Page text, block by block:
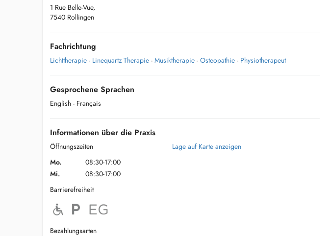
1 Rue Belle-Vue,
7540 Rollingen
Fachrichtung
Lichttherapie - Linequartz Therapie - Musiktherapie - Osteopathie - Physiotherapeut
Gesprochene Sprachen
English - Français
Informationen über die Praxis
Öffnungszeiten
Mo.
08:30-17:00
Mi.
08:30-17:00
Barrierefreiheit
Bezahlungsarten
Lage auf Karte anzeigen